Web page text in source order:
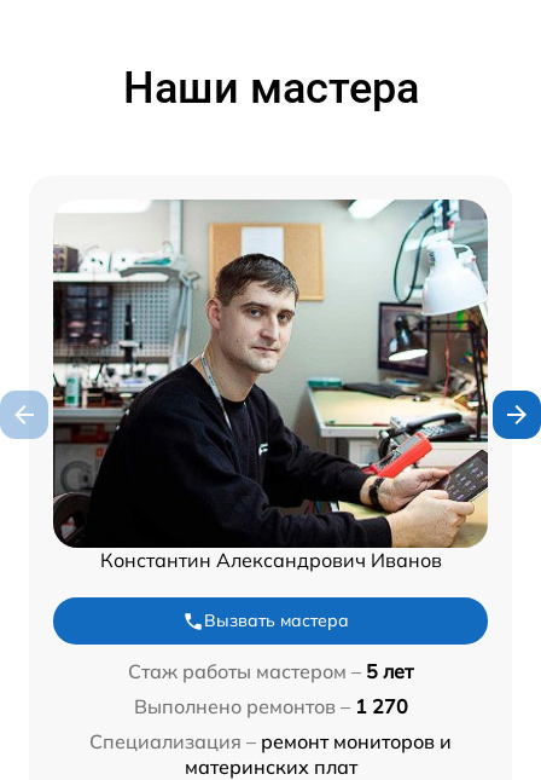
Наши мастера
Константин Александрович Иванов
Вызвать мастера
Стаж работы мастером – 5 лет
Выполнено ремонтов – 1 270
Специализация – ремонт мониторов и
материнских плат